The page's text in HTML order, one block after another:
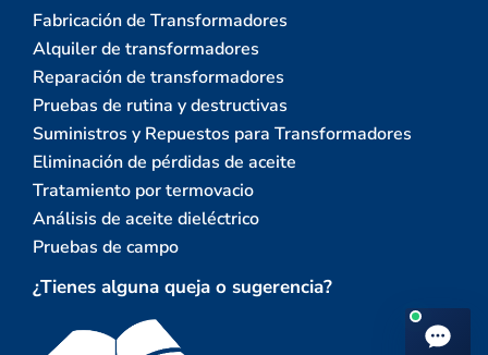
Fabricación de Transformadores
Alquiler de transformadores
Reparación de transformadores
Pruebas de rutina y destructivas
Suministros y Repuestos para Transformadores
Eliminación de pérdidas de aceite
Tratamiento por termovacio
Análisis de aceite dieléctrico
Pruebas de campo
¿Tienes alguna queja o sugerencia?